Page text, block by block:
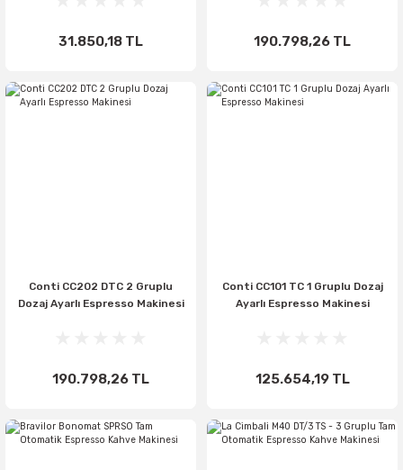
31.850,18 TL 190.798,26 TL
Conti CC202 DTC 2 Gruplu
Dozaj Ayarlı Espresso Makinesi
190.798,26 TL
Conti CC101 TC 1 Gruplu Dozaj
Ayarlı Espresso Makinesi
125.654,19 TL